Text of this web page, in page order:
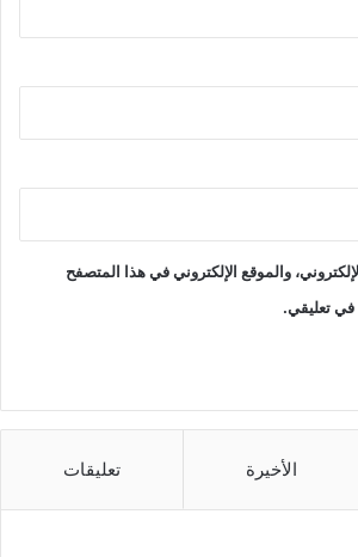
والموقع الإلكتروني في هذا المتصفح
في تعليقي.
الأخيرة تعليقات